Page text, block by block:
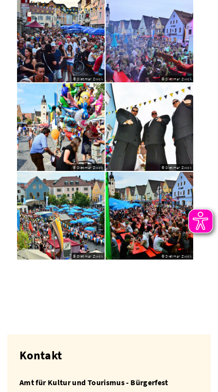
© Dietmar Zwick © Dietmar Zwick
© Dietmar Zwick © Dietmar Zwick
© Dietmar Zwick © Dietmar Zwick
Kontakt
Amt für Kultur und Tourismus - Bürgerfest